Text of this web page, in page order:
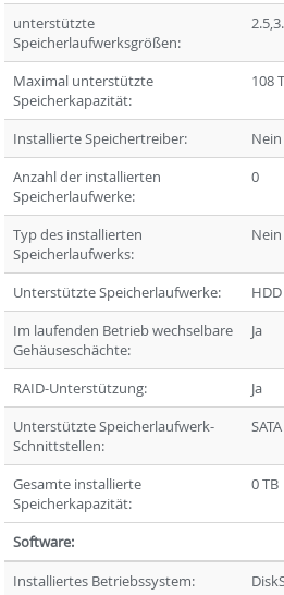
unterstützte
Speicherlaufwerksgrößen:
Maximal unterstützte
Speicherkapazität:
108
Installierte Speichertreiber:
Nein
Anzahl der installierten
Speicherlaufwerke:
0
Typ des installierten
Speicherlaufwerks:
Nein
Unterstützte Speicherlaufwerke:
Im laufenden Betrieb wechselbare
Gehäuseschächte:
Ja
RAID-Unterstützung:
Ja
Unterstützte Speicherlaufwerk-
Schnittstellen:
SATA
Gesamte installierte
Speicherkapazität:
0 TB
Software:
Installiertes Betriebssystem: